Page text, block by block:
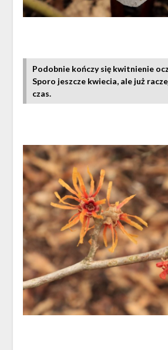
Podobnie kończy się kwitnienie
Sporo jeszcze kwiecia, ale już
czas.